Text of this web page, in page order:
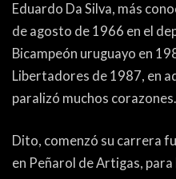
FUTSAL
3ERA DIVISIÓN
Eduardo Da Silva, más
de agosto de 1966 en el
Bicampeón uruguayo en
Libertadores de 1987, en
paralizó muchos corazones.
Dito, comenzó su carrera
en Peñarol de Artigas,